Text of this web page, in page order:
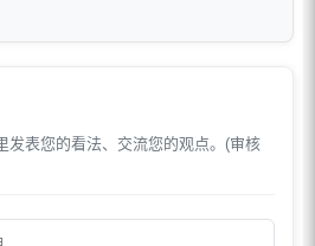
表您的看法、交流您的观点。(审核